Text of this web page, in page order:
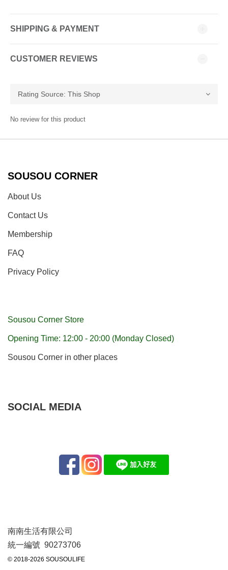
SHIPPING & PAYMENT
CUSTOMER REVIEWS
No review for this product
SOUSOU CORNER
About Us
Contact Us
Membership
FAQ
Privacy Policy
Sousou Corner Store
Opening Time: 12:00 - 20:00 (Monday Closed)
Sousou Corner in other places
SOCIAL MEDIA
南南生活有限公司
統一編號 90273706
© 2018-2026 SOUSOULIFE